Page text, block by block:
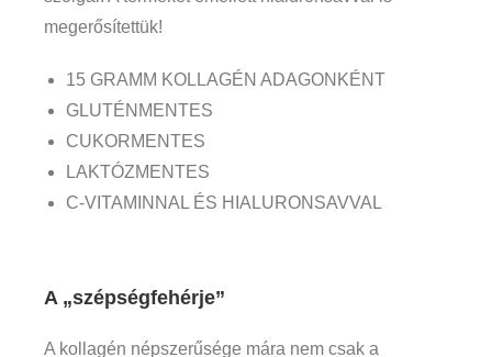
megerősítettük!
15 GRAMM KOLLAGÉN ADAGONKÉNT
GLUTÉNMENTES
CUKORMENTES
LAKTÓZMENTES
C-VITAMINNAL ÉS HIALURONSAVVAL
A „szépségfehérje”
A kollagén népszerűsége mára nem csak a